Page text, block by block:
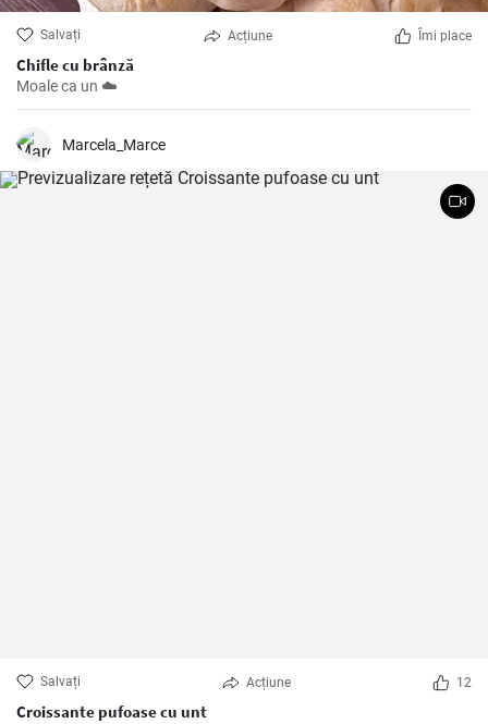
Salvați Acțiune Îmi place
Chifle cu brânză
Moale ca un ☁️
Marcela_Marce
Salvați Acțiune 12
Croissante pufoase cu unt